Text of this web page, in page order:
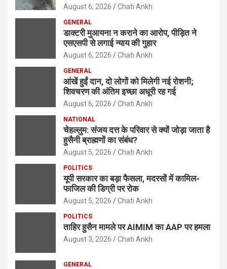
August 6, 2026 Chati Ankh
GENERAL
डाक्टरी मुआयना न कराने का आरोप, पीड़ित ने
एसएसपी से लगाई न्याय की गुहार
August 6, 2026 Chati Ankh
GENERAL
आंखें हुईं दान, दो लोगों को मिलेगी नई रोशनी;
शिवचरण की अंतिम इच्छा अधूरी रह गई
August 6, 2026 Chati Ankh
NATIONAL
चेहल्लुम: संजय दत्त के परिवार से क्यों जोड़ा जाता है
हुसैनी ब्राह्मणों का संबंध?
August 5, 2026 Chati Ankh
POLITICS
यूपी सरकार का बड़ा फैसला, मदरसों में कामिल-
फाजिल की डिग्री पर रोक
August 5, 2026 Chati Ankh
POLITICS
ताहिर हुसैन मामले पर AIMIM का AAP पर हमला
August 3, 2026 Chati Ankh
GENERAL